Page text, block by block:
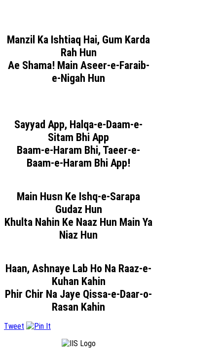
Manzil Ka Ishtiaq Hai, Gum Karda
Rah Hun
Ae Shama! Main Aseer-e-Faraib-
e-Nigah Hun
Sayyad App, Halqa-e-Daam-e-
Sitam Bhi App
Baam-e-Haram Bhi, Taeer-e-
Baam-e-Haram Bhi App!
Main Husn Ke Ishq-e-Sarapa
Gudaz Hun
Khulta Nahin Ke Naaz Hun Main Ya
Niaz Hun
Haan, Ashnaye Lab Ho Na Raaz-e-
Kuhan Kahin
Phir Chir Na Jaye Qissa-e-Daar-o-
Rasan Kahin
Tweet